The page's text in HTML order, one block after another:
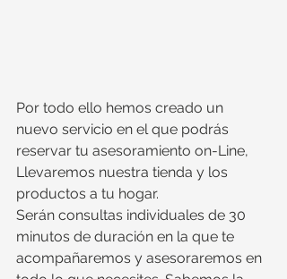
Por todo ello hemos creado un
nuevo servicio en el que podrás
reservar tu asesoramiento on-Line,
Llevaremos nuestra tienda y los
productos a tu hogar.
Serán consultas individuales de 30
minutos de duración en la que te
acompañaremos y asesoraremos en